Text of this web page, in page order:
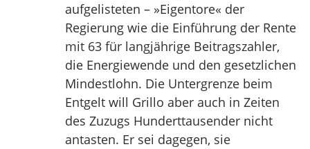
aufgelisteten – »Eigentore« der
Regierung wie die Einführung der Rente
mit 63 für langjährige Beitragszahler,
die Energiewende und den gesetzlichen
Mindestlohn. Die Untergrenze beim
Entgelt will Grillo aber auch in Zeiten
des Zuzugs Hunderttausender nicht
antasten. Er sei dagegen, sie